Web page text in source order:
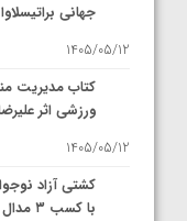
جهانی
1405/05/12
کتاب مدیریت
ورزشی اثر
1405/05/12
کشتی آزاد
با کسب ۳ مدال طلا، ۱ نقره و ۲ مدال برنز